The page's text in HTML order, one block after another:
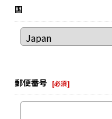
国
郵便番号 [必須]